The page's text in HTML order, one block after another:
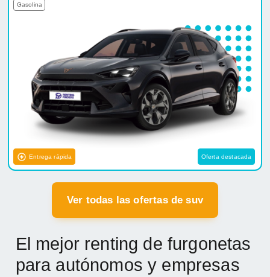
Gasolina
Entrega rápida Oferta destacada
Ver todas las ofertas de suv
El mejor renting de furgonetas
para autónomos y empresas